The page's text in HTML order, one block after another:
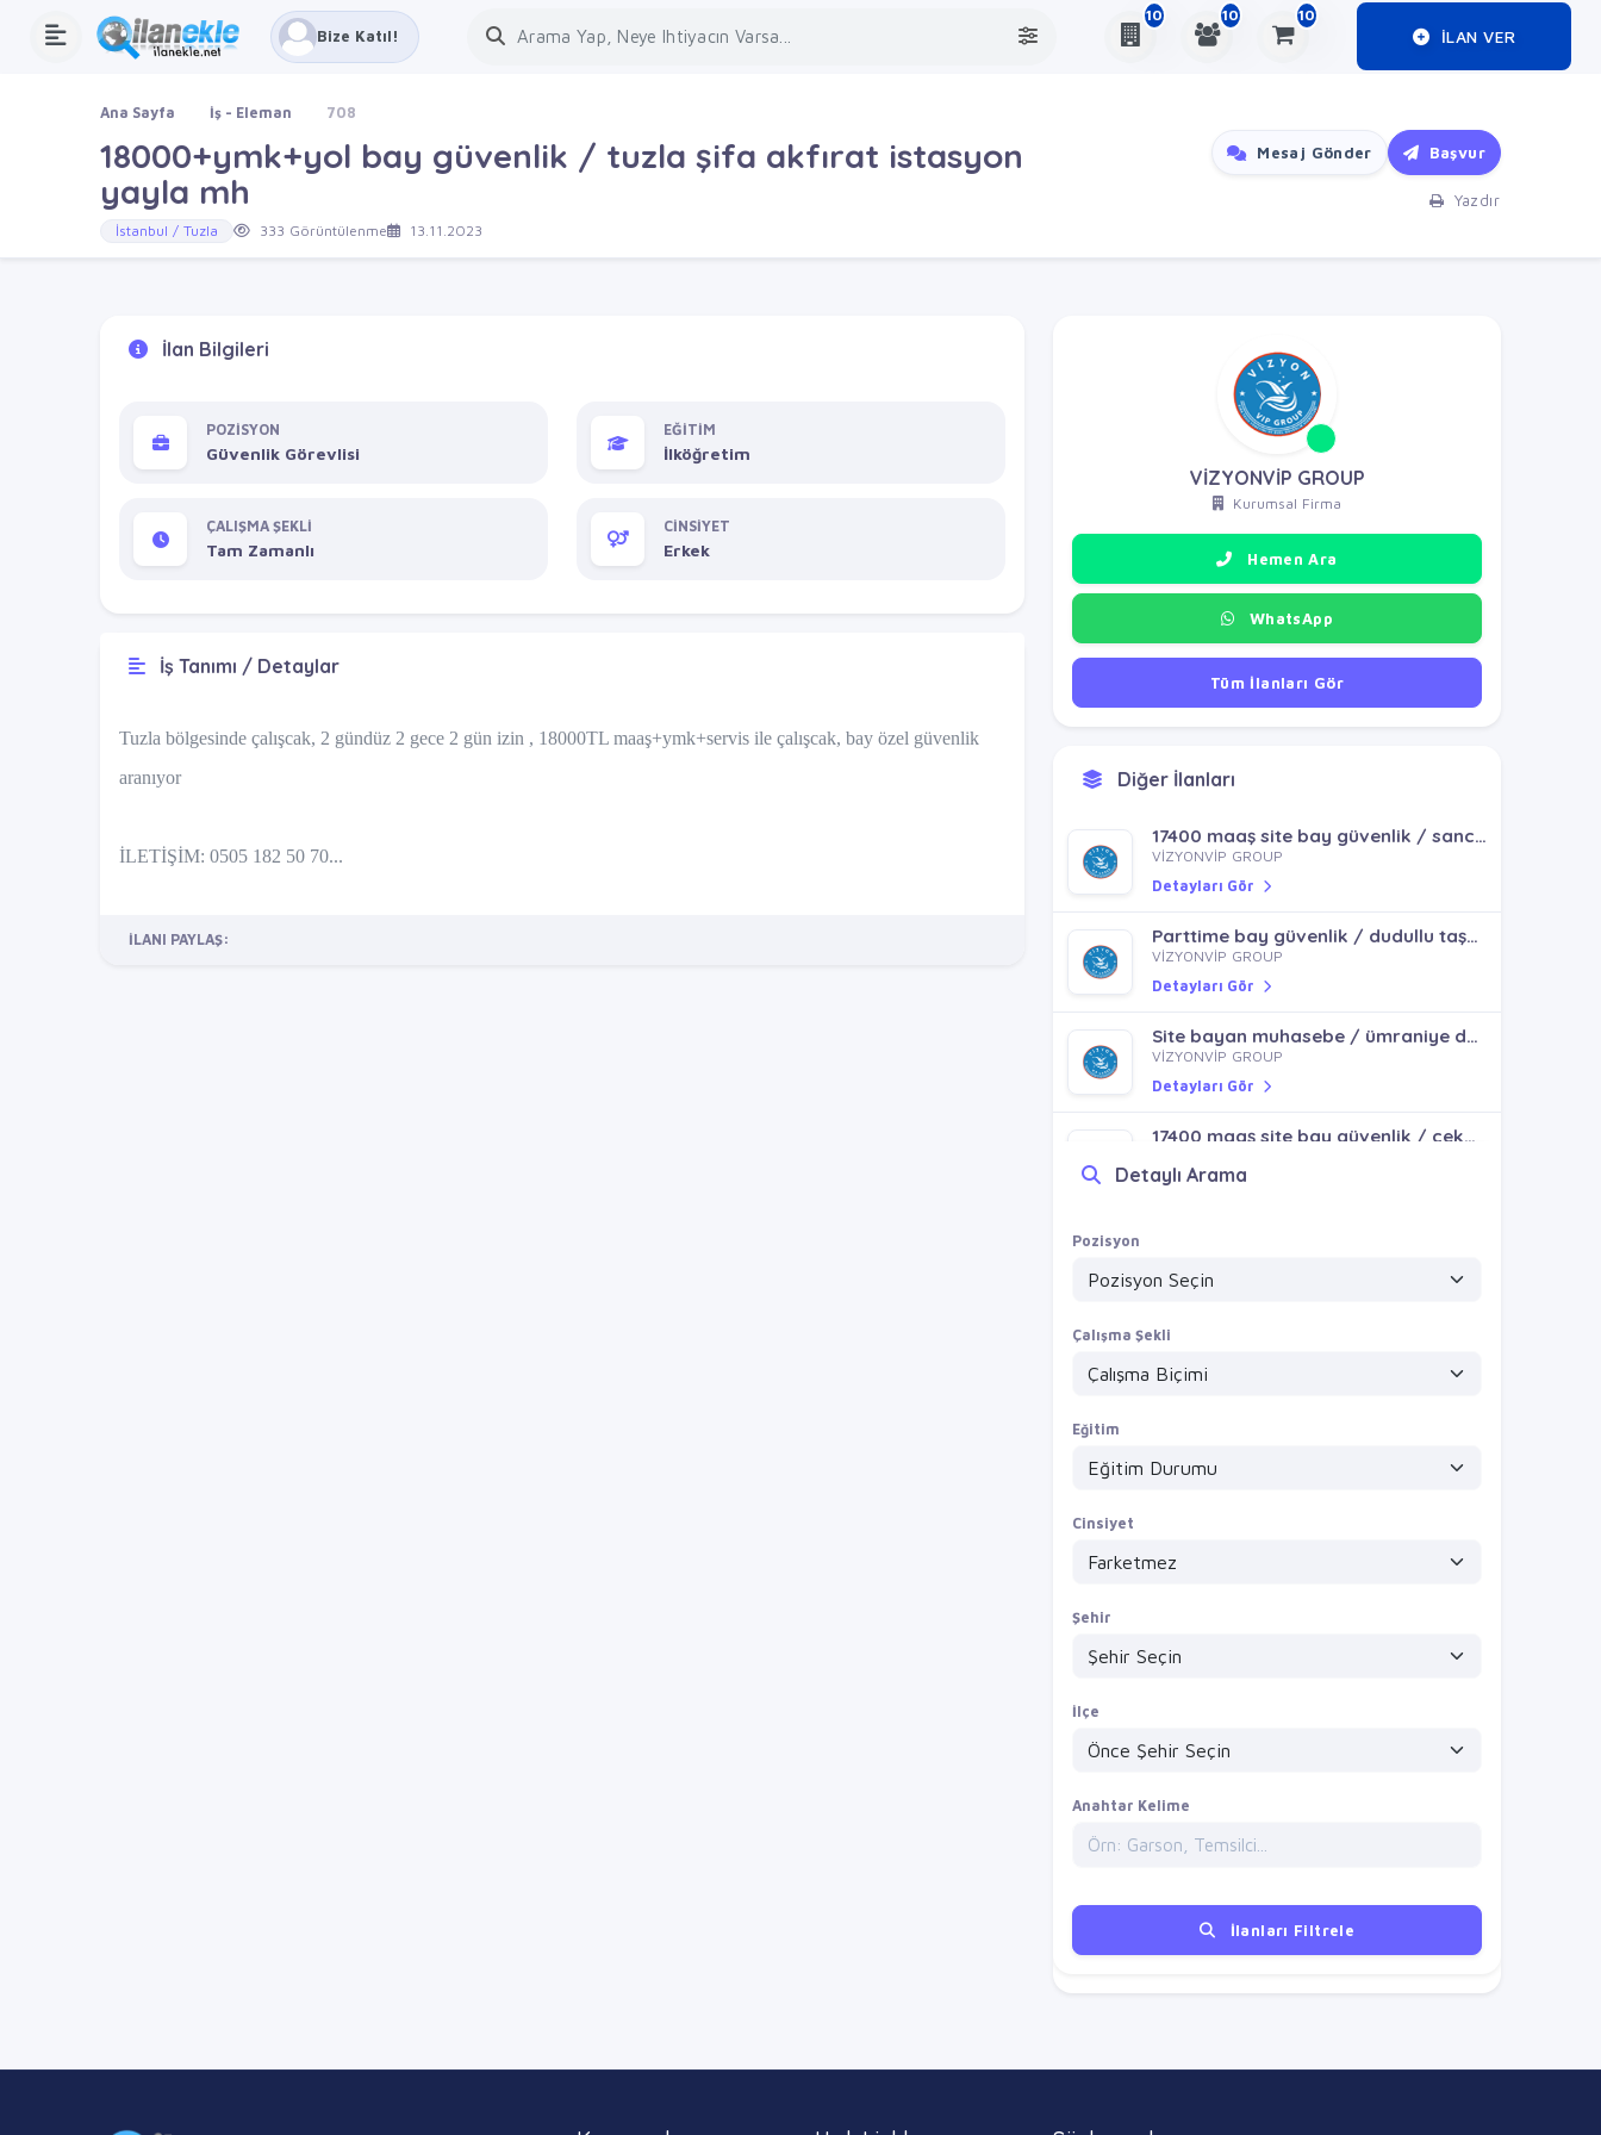
Bize Katıl!
10 10 10
ILAN VER
Ana Sayfa İş - Eleman 708
18000+ymk+yol bay güvenlik / tuzla şifa akfırat istasyon
yayla mh
İstanbul / Tuzla 333 Görüntülenme 13.11.2023
Mesaj Gönder Başvur
Yazdır
İlan Bilgileri
POZİSYON
Güvenlik Görevlisi
ÇALIŞMA ŞEKLİ
Tam Zamanlı
EĞİTİM
İlköğretim
CİNSİYET
Erkek
İş Tanımı / Detaylar
Tuzla bölgesinde çalışcak, 2 gündüz 2 gece 2 gün izin , 18000TL maaş+ymk+servis ile çalışcak, bay özel güvenlik
aranıyor
İLETİŞİM: 0505 182 50 70...
İLANI PAYLAŞ:
VİZYONVİP GROUP
Kurumsal Firma
Hemen Ara
WhatsApp
Tüm İlanları Gör
Diğer İlanları
17400 maaş site bay güvenlik / sancaktepe emek mh
VİZYONVİP GROUP
Detayları Gör
Parttime bay güvenlik / dudullu taşdelen kayışdağı ferhatpaşa
VİZYONVİP GROUP
Detayları Gör
Site bayan muhasebe / ümraniye dudullu
VİZYONVİP GROUP
Detayları Gör
17400 maaş site bay güvenlik / çekmeköy alemdağ taşdelen
Detayları Gör
Detayları Gör
Detaylı Arama
Pozisyon
Çalışma Şekli
Eğitim
Cinsiyet
Şehir
İlçe
Anahtar Kelime
İlanları Filtrele